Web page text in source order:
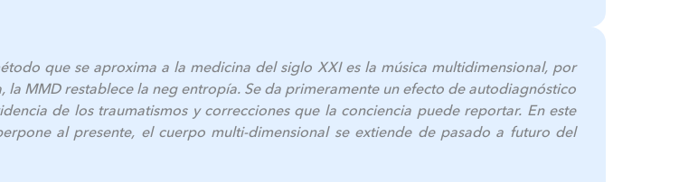
que se aproxima a la medicina del siglo XXI es la música multidimensional, por
MMD restablece la neg entropía. Se da primeramente un efecto de autodiagnóstico
de los traumatismos y correcciones que la conciencia puede reportar. En este
al presente, el cuerpo multi-dimensional se extiende de pasado a futuro del